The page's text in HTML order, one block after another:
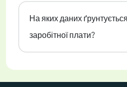
На яких даних
заробітної плати?